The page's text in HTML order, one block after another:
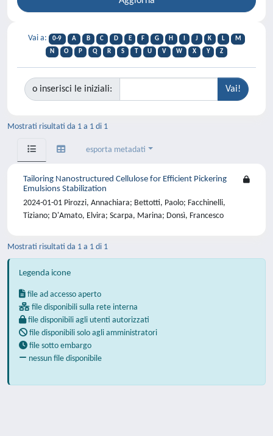
Vai a: 0-9 A B C D E F G H J K L
M
N
O P Q R S T U V W X Y Z
o inserisci le iniziali:
Mostrati risultati da 1 a 1 di 1
esporta metadati
Tailoring Nanostructured Cellulose for Efficient Pickering
Emulsions Stabilization
2024-01-01 Pirozzi, Annachiara; Bettotti, Paolo; Facchinelli,
Tiziano; D'Amato, Elvira; Scarpa, Marina; Donsì, Francesco
Mostrati risultati da 1 a 1 di 1
Legenda icone
file ad accesso aperto
file disponibili sulla rete interna
file disponibili agli utenti autorizzati
file disponibili solo agli amministratori
file sotto embargo
nessun file disponibile